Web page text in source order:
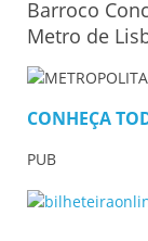
Barroco
Metro de
CONHEÇA
PUB